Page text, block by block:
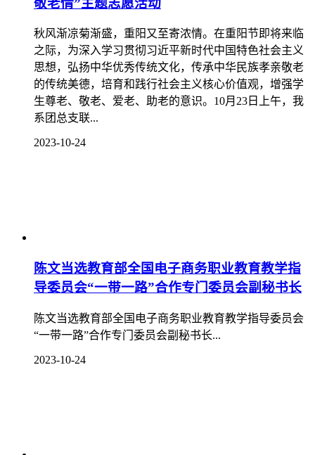
秋风渐凉菊渐盛，重阳又至寄浓情。在重阳节即将来临
之际，为深入学习贯彻习近平新时代中国特色社会主义
思想，弘扬中华优秀传统文化，传承中华民族孝亲敬老
的传统美德，培育和践行社会主义核心价值观，增强学
生尊老、敬老、爱老、助老的意识。10月23日上午，我
系团总支联...
2023-10-24
陈文当选教育部全国电子商务职业教育教学指
导委员会“一带一路”合作专门委员会副秘书长
陈文当选教育部全国电子商务职业教育教学指导委员会
“一带一路”合作专门委员会副秘书长...
2023-10-24